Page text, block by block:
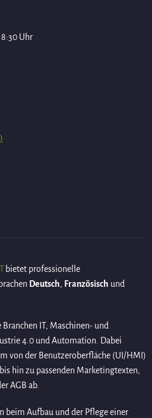
Uhr
bietet professionelle
Deutsch, Französisch und
IT, Maschinen- und
4.0 und Automation. Dabei
von der Benutzeroberfläche (UI/HMI)
hin zu passenden Marketingtexten,
AGB ab.
beim Aufbau und der Pflege einer